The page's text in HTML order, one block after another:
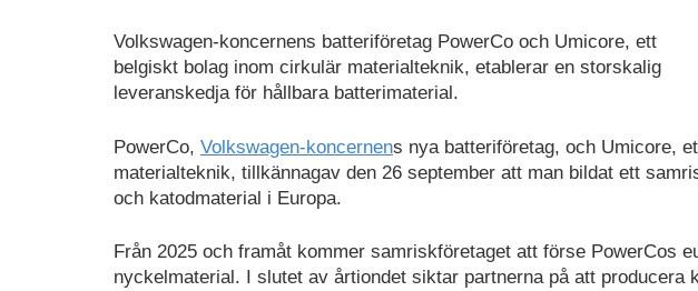
Volkswagen-koncernens batteriföretag PowerCo och Umicore, ett
belgiskt bolag inom cirkulär materialteknik, etablerar en storskalig
leveranskedja för hållbara batterimaterial.
PowerCo, Volkswagen-koncernens nya batteriföretag, och Umicore,
materialteknik, tillkännagav den 26 september att man bildat ett
och katodmaterial i Europa.
Från 2025 och framåt kommer samriskföretaget att förse PowerCos
nyckelmaterial. I slutet av årtiondet siktar partnerna på att producera